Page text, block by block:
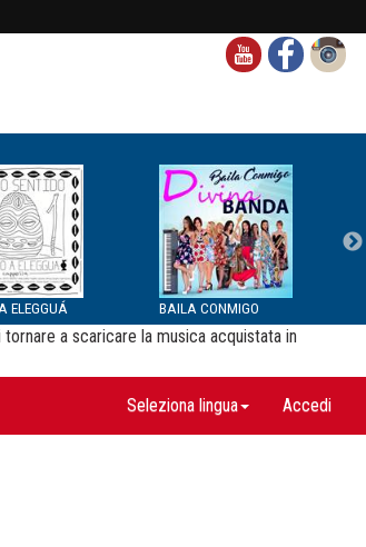
ELEGGUÁ BAILA CONMIGO
a scaricare la musica acquistata in
Seleziona lingua Accedi